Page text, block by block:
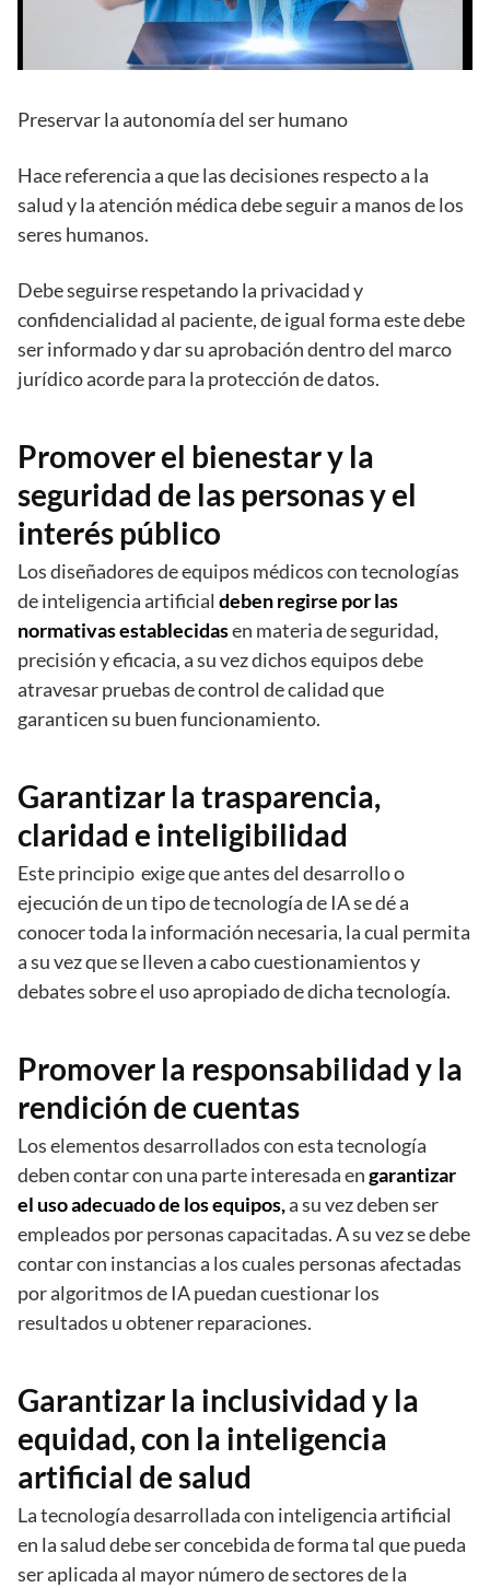
Preservar la autonomía del ser humano
Hace referencia a que las decisiones respecto a la
salud y la atención médica debe seguir a manos de los
seres humanos.
Debe seguirse respetando la privacidad y
confidencialidad al paciente, de igual forma este debe
ser informado y dar su aprobación dentro del marco
jurídico acorde para la protección de datos.
Promover el bienestar y la
seguridad de las personas y el
interés público
Los diseñadores de equipos médicos con tecnologías
de inteligencia artificial deben regirse por las
normativas establecidasen materia de seguridad,
precisión y eficacia, a su vez dichos equipos debe
atravesar pruebas de control de calidad que
garanticen su buen funcionamiento.
Garantizar la trasparencia,
claridad e inteligibilidad
Este principio exige que antes del desarrollo o
ejecución de un tipo de tecnología de IA se dé a
conocer toda la información necesaria, la cual permita
a su vez que se lleven a cabo cuestionamientos y
debates sobre el uso apropiado de dicha tecnología.
Promover la responsabilidad y la
rendición de cuentas
Los elementos desarrollados con esta tecnología
deben contar con una parte interesada engarantizar
el uso adecuado de los equipos,a su vez deben ser
empleados por personas capacitadas. A su vez se debe
contar con instancias a los cuales personas afectadas
por algoritmos de IA puedan cuestionar los
resultados u obtener reparaciones.
Garantizar la inclusividad y la
equidad, con la inteligencia
artificial de salud
La tecnología desarrollada con inteligencia artificial
en la salud debe ser concebida de forma tal que pueda
ser aplicada al mayor número de sectores de la